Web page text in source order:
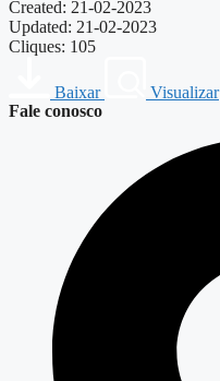
Created: 21-02-2023
Updated: 21-02-2023
Cliques: 105
Baixar
Visualizar
Fale conosco